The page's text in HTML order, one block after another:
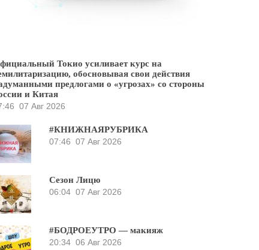
Токио усиливает курс на
обосновывая свои действия
предлогами о «угрозах» со стороны
и Китая
07 Авг 2026
#КНИЖНАЯРУБРИКА
07:46 07 Авг 2026
Сезон Лицю
06:04 07 Авг 2026
#БОДРОЕУТРО — макияж
20:34 06 Авг 2026